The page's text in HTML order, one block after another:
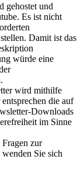
gehostet und
Es ist nicht
Damit ist das
würde eine
wird mithilfe
entsprechen die auf
Downloads
im Sinne
zur
Sie sich